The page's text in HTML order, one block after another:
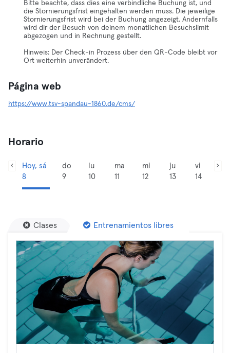
Bitte beachte, dass dies eine verbindliche Buchung ist, und
die Stornierungsfrist eingehalten werden muss. Die jeweilige
Stornierungsfrist wird bei der Buchung angezeigt. Andernfalls
wird dir der Besuch von deinem monatlichen Besuchslimit
abgezogen und in Rechnung gestellt.
Hinweis: Der Check-in Prozess über den QR-Code bleibt vor
Ort weiterhin unverändert.
Página web
https://www.tsv-spandau-1860.de/cms/
Horario
Hoy, sá
8
do
9
lu
10
ma
11
mi
12
ju
13
vi
14
Clases Entrenamientos libres